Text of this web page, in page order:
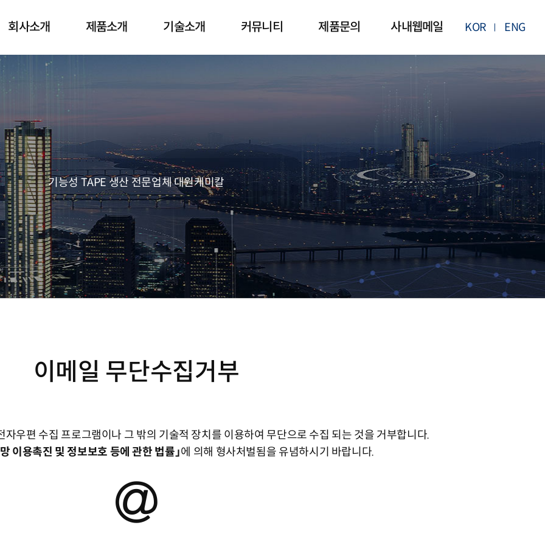
회사소개 제품소개 기술소개 커뮤니티 제품문의 사내웹메일 KOR ENG
기능성 TAPE 생산 전문업체 대원케미칼
이메일 무단수집거부
우편 수집 프로그램이나 그 밖의 기술적 장치를 이용하여 무단으로 수집 되는 것을 거부합니다.
이용촉진 및 정보보호 등에 관한 법률」에 의해 형사처벌됨을 유념하시기 바랍니다.